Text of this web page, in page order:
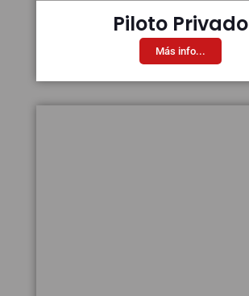
Piloto Privado
Más info...